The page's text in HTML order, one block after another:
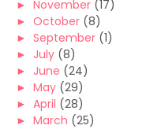
► November (17)
► October (8)
► September (1)
► July (8)
► June (24)
► May (29)
► April (28)
► March (25)